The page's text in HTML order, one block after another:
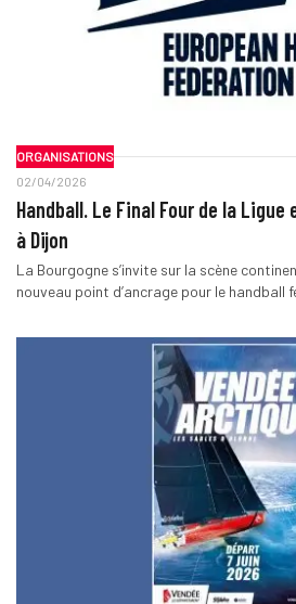
ORGANISATIONS
02/04/2026
Handball. Le Final Four de la
à Dijon
La Bourgogne s’invite sur la scène
nouveau point d’ancrage pour le handball